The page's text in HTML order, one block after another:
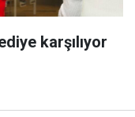
karşılıyor